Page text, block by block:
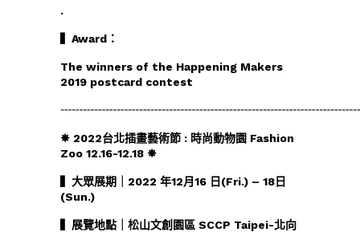
.
▍Award：
The winners of the Happening Makers
2019 postcard contest
✸ 2022台北插畫藝術節 : 時尚動物園 Fashion
Zoo 12.16-12.18 ✸
▍大眾展期｜2022 年12月16 日(Fri.) – 18日
(Sun.)
▍展覽地點｜松山文創園區 SCCP Taipei-北向